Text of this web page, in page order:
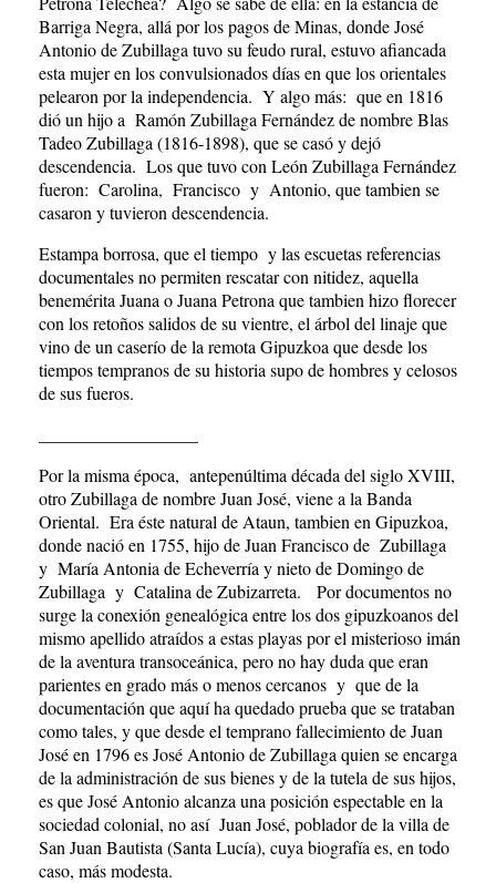
Barriga Negra, allá por los pagos de Minas, donde José
Antonio de Zubillaga tuvo su feudo rural, estuvo afiancada
esta mujer en los convulsionados días en que los orientales
pelearon por la independencia. Y algo más: que en 1816
dió un hijo a Ramón Zubillaga Fernández de nombre Blas
Tadeo Zubillaga (1816-1898), que se casó y dejó
descendencia. Los que tuvo con León Zubillaga Fernández
fueron: Carolina, Francisco y Antonio, que tambien se
casaron y tuvieron descendencia.
Estampa borrosa, que el tiempo y las escuetas referencias
documentales no permiten rescatar con nitidez, aquella
benemérita Juana o Juana Petrona que tambien hizo florecer
con los retoños salidos de su vientre, el árbol del linaje que
vino de un caserío de la remota Gipuzkoa que desde los
tiempos tempranos de su historia supo de hombres y celosos
de sus fueros.
Por la misma época, antepenúltima década del siglo XVIII,
otro Zubillaga de nombre Juan José, viene a la Banda
Oriental. Era éste natural de Ataun, tambien en Gipuzkoa,
donde nació en 1755, hijo de Juan Francisco de Zubillaga
y María Antonia de Echeverría y nieto de Domingo de
Zubillaga y Catalina de Zubizarreta. Por documentos no
surge la conexión genealógica entre los dos gipuzkoanos del
mismo apellido atraídos a estas playas por el misterioso imán
de la aventura transoceánica, pero no hay duda que eran
parientes en grado más o menos cercanos y que de la
documentación que aquí ha quedado prueba que se trataban
como tales, y que desde el temprano fallecimiento de Juan
José en 1796 es José Antonio de Zubillaga quien se encarga
de la administración de sus bienes y de la tutela de sus hijos,
es que José Antonio alcanza una posición espectable en la
sociedad colonial, no así Juan José, poblador de la villa de
San Juan Bautista (Santa Lucía), cuya biografía es, en todo
caso, más modesta.